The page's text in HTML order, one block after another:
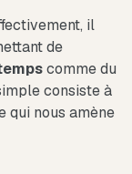
il
de
comme du
consiste à
qui nous amène